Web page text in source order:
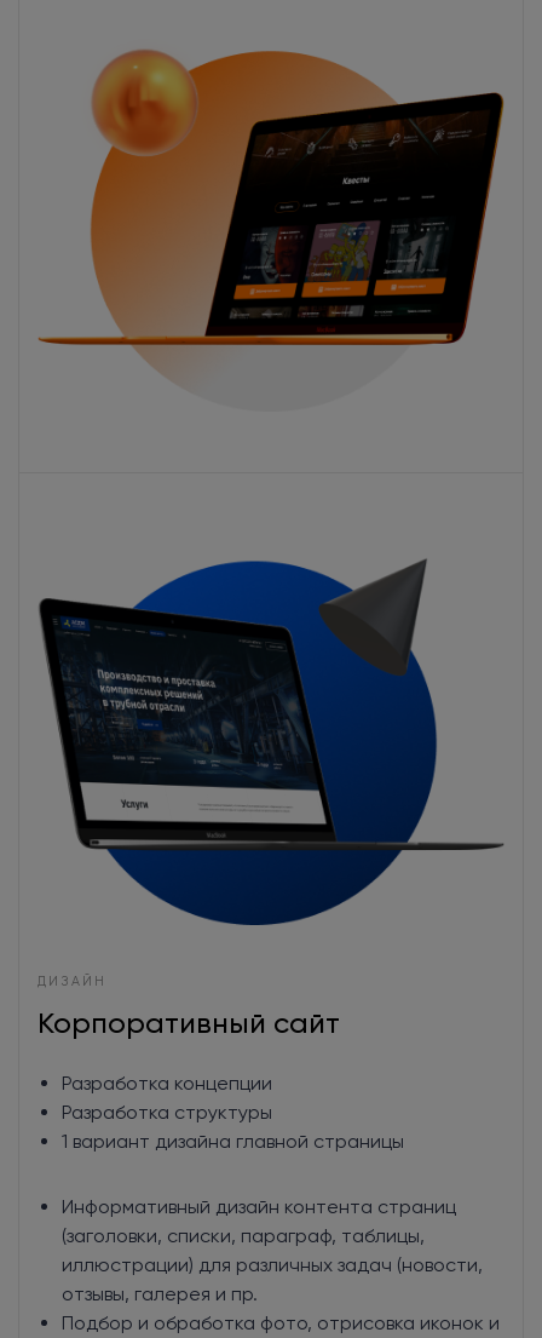
ДИЗАЙН
Корпоративный сайт
Разработка концепции
Разработка структуры
1 вариант дизайна главной страницы
Информативный дизайн контента страниц
(заголовки, списки, параграф, таблицы,
иллюстрации) для различных задач (новости,
отзывы, галерея и пр.
Подбор и обработка фото, отрисовка иконок и